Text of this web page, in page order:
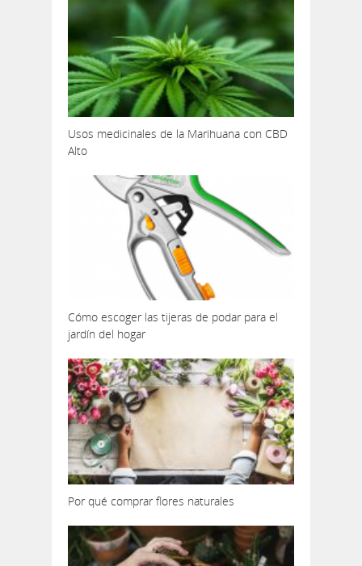
Usos medicinales de la Marihuana con CBD
Alto
Cómo escoger las tijeras de podar para el
jardín del hogar
Por qué comprar flores naturales